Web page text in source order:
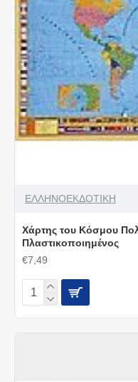
ΕΛΛΗΝΟΕΚΔΟΤΙΚΗ
Χάρτης του Κόσμου
Πλαστικοποιημένος
€7,49